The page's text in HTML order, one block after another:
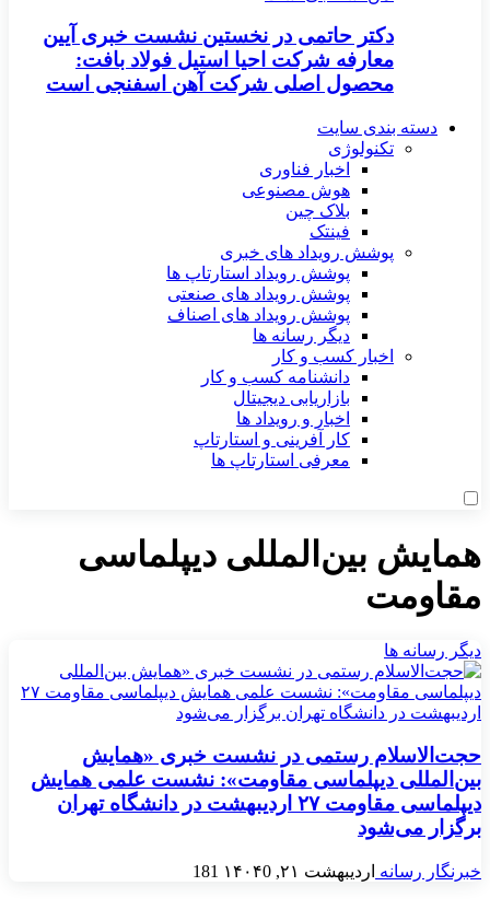
دکتر حاتمی در نخستین نشست خبری آیین
معارفه شرکت احیا استیل فولاد بافت:
محصول اصلی شرکت آهن اسفنجی است
دسته بندی سایت
تکنولوژی
اخبار فناوری
هوش مصنوعی
بلاک چین
فینتک
پوشش رویداد های خبری
پوشش رویداد استارتاپ ها
پوشش رویداد های صنعتی
پوشش رویداد های اصناف
دیگر رسانه ها
اخبار کسب و کار
دانشنامه کسب و کار
بازاریابی دیجیتال
اخبار و رویداد ها
کار آفرینی و استارتاپ
معرفی استارتاپ ها
همایش بین‌المللی دیپلماسی
مقاومت
دیگر رسانه ها
حجت‌الاسلام رستمی در نشست خبری «همایش
بین‌المللی دیپلماسی مقاومت»: نشست علمی همایش
دیپلماسی مقاومت ۲۷ اردیبهشت در دانشگاه تهران
برگزار می‌شود
خبرنگار رسانه اردیبهشت ۲۱, ۱۴۰۴ 0
181